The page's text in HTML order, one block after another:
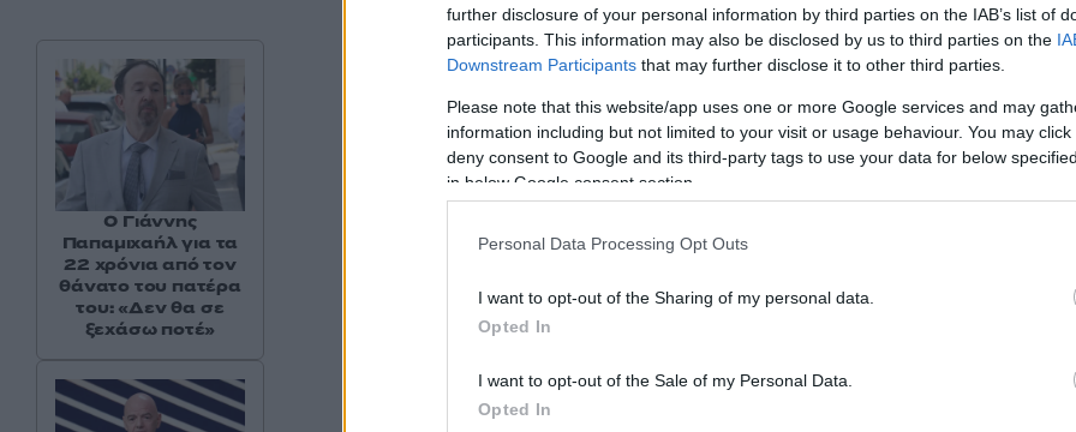
further disclosure of your personal information by third parties on the IAB’s list of
participants. This information may also be disclosed by us to third parties on the
Downstream Participants that may further disclose it to other third parties.
Please note that this website/app uses one or more Google services and may
information including but not limited to your visit or usage behaviour. You may
deny consent to Google and its third-party tags to use your data for below
in below Google consent section.
Personal Data Processing Opt Outs
I want to opt-out of the Sharing of my personal data.
Opted In
I want to opt-out of the Sale of my Personal Data.
Opted In
Ο Γιάννης
Παπαμιχαήλ για τα
22 χρόνια από τον
θάνατο του πατέρα
του: «Δεν θα σε
ξεχάσω ποτέ»